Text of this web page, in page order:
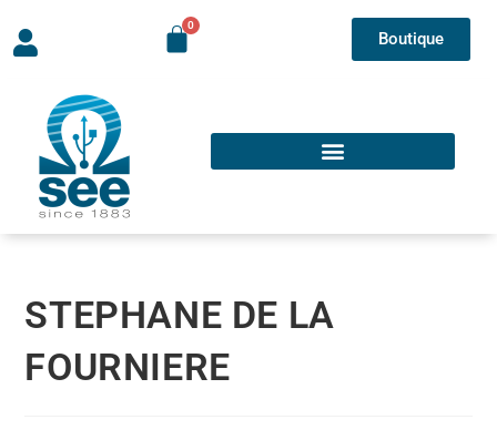
Boutique
STEPHANE DE LA
FOURNIERE